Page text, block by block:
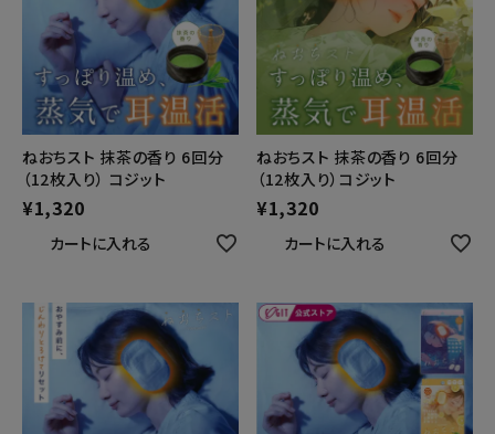
ねおちスト 抹茶の香り 6回分
（12枚入り） コジット
¥1,320
カートに入れる
ねおちスト 抹茶の香り 6回分
（12枚入り）コジット
¥1,320
カートに入れる